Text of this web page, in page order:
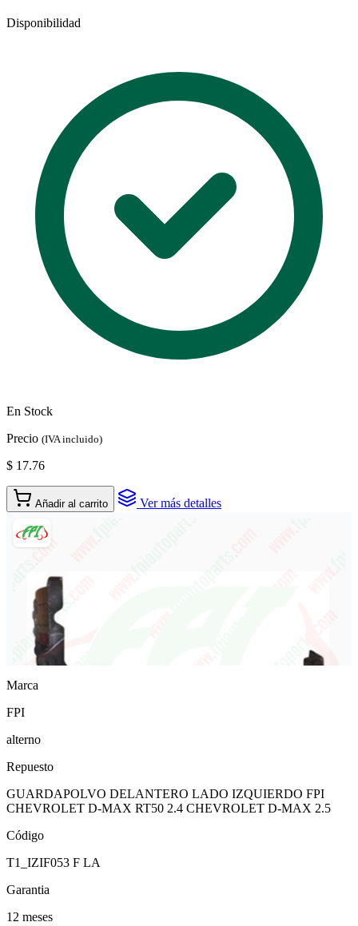
Disponibilidad
En Stock
Precio (IVA incluido)
$ 17.76
Añadir al carrito Ver más detalles
Marca
FPI
alterno
Repuesto
GUARDAPOLVO DELANTERO LADO IZQUIERDO FPI
CHEVROLET D-MAX RT50 2.4 CHEVROLET D-MAX 2.5
Código
T1_IZIF053 F LA
Garantia
12 meses